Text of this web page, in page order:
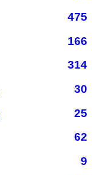
475
166
314
30
25
62
9